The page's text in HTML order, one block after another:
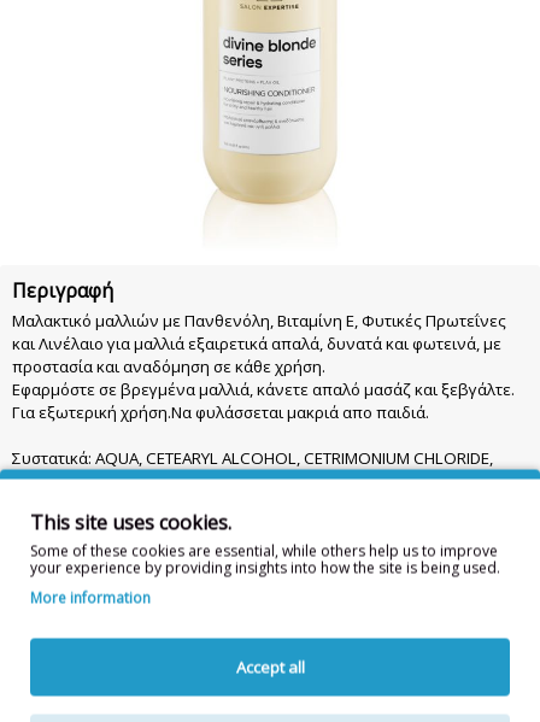
Περιγραφή
Μαλακτικό μαλλιών με Πανθενόλη, Βιταμίνη Ε, Φυτικές Πρωτεΐνες
και Λινέλαιο για μαλλιά εξαιρετικά απαλά, δυνατά και φωτεινά, με
προστασία και αναδόμηση σε κάθε χρήση.
Εφαρμόστε σε βρεγμένα μαλλιά, κάνετε απαλό μασάζ και ξεβγάλτε.
Για εξωτερική χρήση.Να φυλάσσεται μακριά απο παιδιά.
Συστατικά: AQUA, CETEARYL ALCOHOL, CETRIMONIUM CHLORIDE,
PARFUM, CETYL ESTERS, LINUM USITATISSIMUM SEED OIL,
PROPYL SILANETRIOL, BEHENTRIMONIUM CHLORIDE, PANTHENOL ,
GLYCERIN, DIMETHICONOL, PHENOXYETHANOL, DIMETHICONE, CETYL
ALCOHOL, AMODIMETHICONE, LACTIC ACID, PHENYL TRIMETHICONE,
PEG – 100 STEARATE , GLYCERYL STEARATE, TETRAMETHYL
TOCOPHEROL, CARNOSIC ACID, POTASSIUM SORBATE, DISODIUM
EDTA, SODIUM BENZOATE, ISOPROPYL ALCOHOL, SODIUM
HYDROXIDE, TRIMETHYLSILOXYSILICATE, POLYQUATERNIUM- 7,
TRIDECETH-12
This site uses cookies.
Some of these cookies are essential, while others help us to improve
your experience by providing insights into how the site is being used.
More information
Accept all